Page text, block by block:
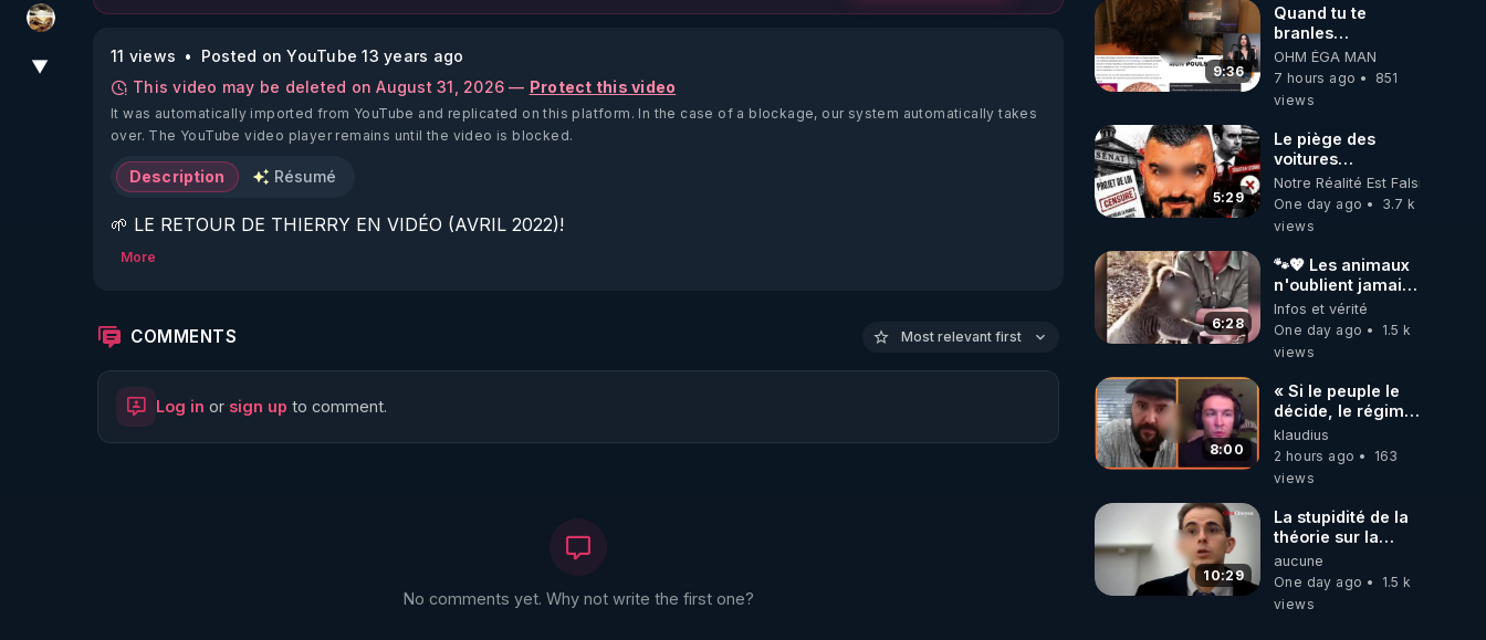
patatrak
▼ 11 views
Posted on YouTube 13 years ago
This video may be deleted on August 31, 2026 — Protect this video
It was automatically imported from YouTube and replicated on this platform. In the case of a blockage, our system automatically takes
over. The YouTube video player remains until the video is blocked.
Description Résumé
🌱 LE RETOUR DE THIERRY EN VIDÉO (AVRIL 2022)!
🌱 LE MAGAZINE RÉGÉNÈRE
http://rgnr.li/ymag
More
COMMENTS Most relevant first
Log in or sign up to comment.
No comments yet. Why not write the first one?
9:36
Quand tu te
branles
bonhomme tu
émets des ondes
ils ont juste omis
OHM ÉGA MAN
7 hours ago
851
views
5:29
Le piège des
voitures
électriques se
referme sur les
usagers !
Notre Réalité Est Falsifiée Et
One day ago
3.7 k
views
6:28
🐾💖 Les animaux
n'oublient jamais
ceux qu'ils
aiment… 🥹❤️
Infos et vérité
One day ago
1.5 k
views
8:00
« Si le peuple le
décide, le régime
peut tomber
demain ! »
klaudius
2 hours ago
163
views
10:29
La stupidité de la
théorie sur la
responsabilité de
l’homme
concernant le
aucune
One day ago
1.5 k
views